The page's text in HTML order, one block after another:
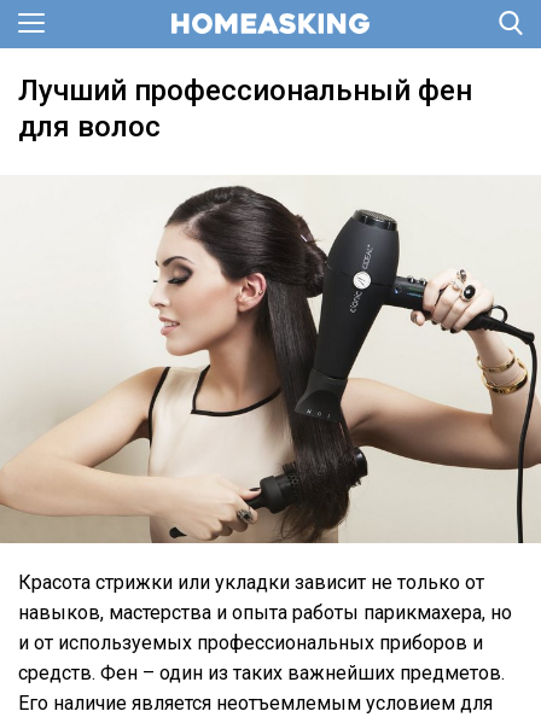
Лучший профессиональный фен
для волос
Красота стрижки или укладки зависит не только от
навыков, мастерства и опыта работы парикмахера, но
и от используемых профессиональных приборов и
средств. Фен – один из таких важнейших предметов.
Его наличие является неотъемлемым условием для